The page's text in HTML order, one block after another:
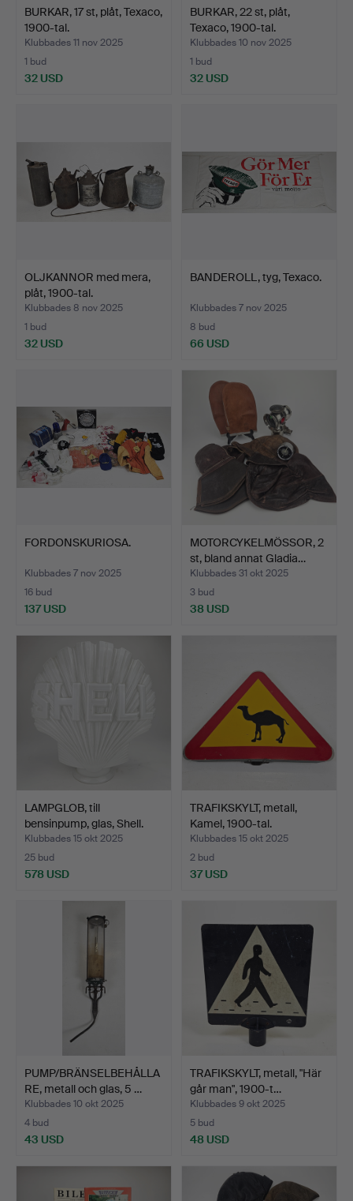
BURKAR, 17 st, plåt, Texaco,
1900-tal.
Klubbades 11 nov 2025
1 bud
32 USD
BURKAR, 22 st, plåt,
Texaco, 1900-tal.
Klubbades 10 nov 2025
1 bud
32 USD
OLJKANNOR med mera,
plåt, 1900-tal.
Klubbades 8 nov 2025
1 bud
32 USD
BANDEROLL, tyg, Texaco.
Klubbades 7 nov 2025
8 bud
66 USD
FORDONSKURIOSA.
Klubbades 7 nov 2025
16 bud
137 USD
MOTORCYKELMÖSSOR, 2
st, bland annat Gladia…
Klubbades 31 okt 2025
3 bud
38 USD
LAMPGLOB, till
bensinpump, glas, Shell.
Klubbades 15 okt 2025
25 bud
578 USD
TRAFIKSKYLT, metall,
Kamel, 1900-tal.
Klubbades 15 okt 2025
2 bud
37 USD
PUMP/BRÄNSELBEHÅLLA
RE, metall och glas, 5 …
Klubbades 10 okt 2025
4 bud
43 USD
TRAFIKSKYLT, metall, "Här
går man", 1900-t…
Klubbades 9 okt 2025
5 bud
48 USD